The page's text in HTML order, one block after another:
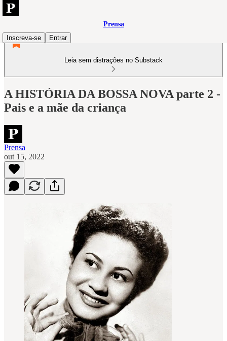
Prensa
Inscreva-se
Entrar
Leia sem distrações no Substack
A HISTÓRIA DA BOSSA NOVA parte 2 -
Pais e a mãe da criança
Prensa
out 15, 2022